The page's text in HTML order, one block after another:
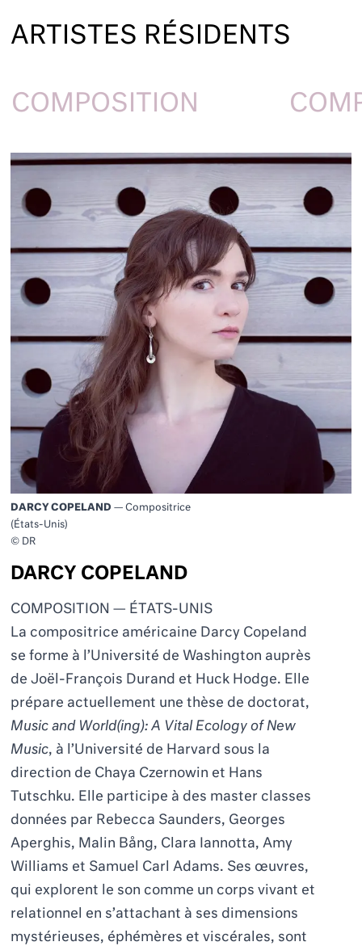
ARTISTES RÉSIDENTS
COMPOSITION
DARCY COPELAND
DARCY COPELAND — Compositrice
(États-Unis)
© DR
DARCY COPELAND
COMPOSITION — ÉTATS-UNIS
La compositrice américaine Darcy Copeland
se forme à l’Université de Washington auprès
de Joë l-François Durand et Huck Hodge. Elle
prépare actuellement une thèse de doctorat,
Music and World(ing): A Vital Ecology of New
Music, à l’Université de Harvard sous la
direction de Chaya Czernowin et Hans
Tutschku. Elle participe à des master classes
données par Rebecca Saunders, Georges
Aperghis, Malin Bång, Clara Iannotta, Amy
Williams et Samuel Carl Adams. Ses œuvres,
qui explorent le son comme un corps vivant et
relationnel en s’attachant à ses dimensions
mystérieuses, éphémères et viscérales, sont